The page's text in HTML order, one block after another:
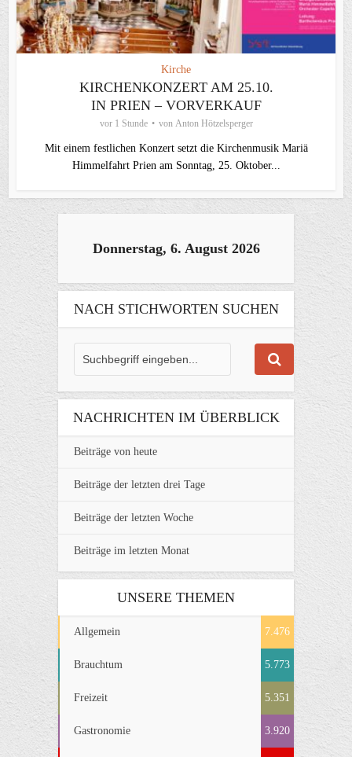
Kirche
KIRCHENKONZERT AM 25.10.
IN PRIEN – VORVERKAUF
vor 1 Stunde von Anton Hötzelsperger
Mit einem festlichen Konzert setzt die Kirchenmusik Mariä
Himmelfahrt Prien am Sonntag, 25. Oktober...
Donnerstag, 6. August 2026
NACH STICHWORTEN SUCHEN
NACHRICHTEN IM ÜBERBLICK
Beiträge von heute
Beiträge der letzten drei Tage
Beiträge der letzten Woche
Beiträge im letzten Monat
UNSERE THEMEN
Allgemein 7.476
Brauchtum 5.773
Freizeit 5.351
Gastronomie 3.920